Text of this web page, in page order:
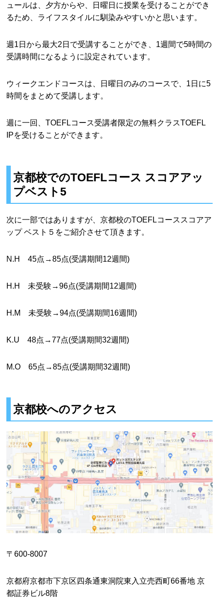
ュールは、夕方からや、日曜日に授業を受けることができ
るため、ライフスタイルに馴染みやすいかと思います。
週1日から最大2日で受講することができ、1週間で5時間の
受講時間になるように設定されています。
ウィークエンドコースは、日曜日のみのコースで、1日に5
時間をまとめて受講します。
週に一回、TOEFLコース受講者限定の無料クラスTOEFL
IPを受けることができます。
京都校でのTOEFLコース スコアアッ
プベスト5
次に一部ではありますが、京都校のTOEFLコーススコアア
ップ ベスト５をご紹介させて頂きます。
N.H 45点→85点(受講期間12週間)
H.H 未受験→96点(受講期間12週間)
H.M 未受験→94点(受講期間16週間)
K.U 48点→77点(受講期間32週間)
M.O 65点→85点(受講期間32週間)
京都校へのアクセス
〒600-8007
京都府京都市下京区四条通東洞院東入立売西町66番地 京
都証券ビル8階